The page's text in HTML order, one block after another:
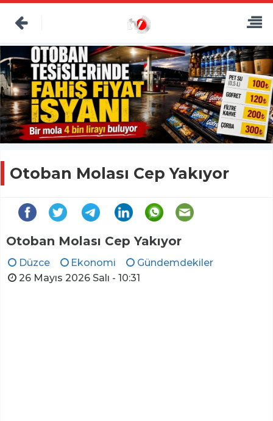
Otoban Molası Cep Yakıyor
Otoban Molası Cep Yakıyor
Düzce Ekonomi
Gündemdekiler
26 Mayıs 2026 Salı - 10:31